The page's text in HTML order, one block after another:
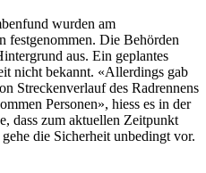
wurden am
festgenommen. Die Behörden
aus. Ein geplantes
nicht bekannt. «Allerdings gab
Streckenverlauf des Radrennens
Personen», hiess es in der
dass zum aktuellen Zeitpunkt
die Sicherheit unbedingt vor.